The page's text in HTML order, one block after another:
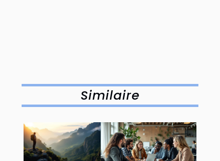
Similaire